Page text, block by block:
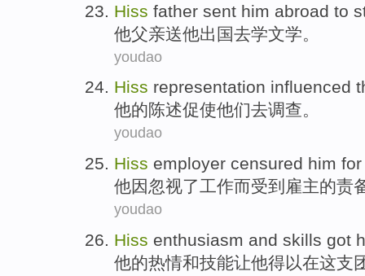
Hiss father sent him abroad to
他父亲送他出国去学文学 。
youdao
Hiss representation influenced
他的陈述促使他们去调查。
youdao
Hiss employer censured him
他因忽视了工作而受到 雇主的责
youdao
Hiss enthusiasm and skills got
他的热情和技能让他得以在这支